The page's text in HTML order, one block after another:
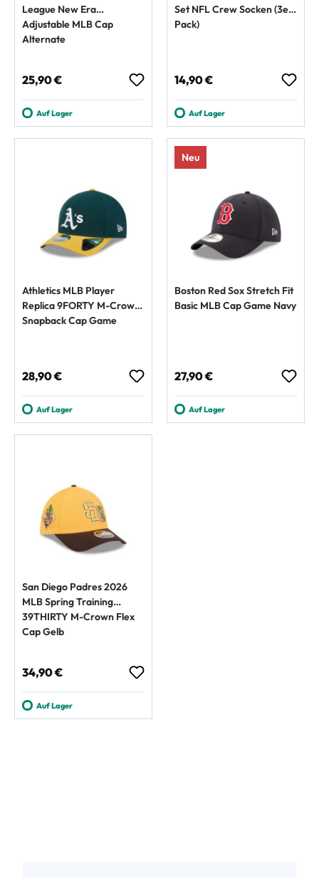
League New Era
Adjustable MLB Cap
Alternate
Regulärer Preis:
25,90 €
Auf Lager
Set NFL Crew Socken (3er-
Pack)
Regulärer Preis:
14,90 €
Auf Lager
Athletics MLB Player
Replica 9FORTY M-Crown
Snapback Cap Game
Regulärer Preis:
28,90 €
Auf Lager
Neu
Boston Red Sox Stretch Fit
Basic MLB Cap Game Navy
Regulärer Preis:
27,90 €
Auf Lager
San Diego Padres 2026
MLB Spring Training
39THIRTY M-Crown Flex
Cap Gelb
Regulärer Preis:
34,90 €
Auf Lager